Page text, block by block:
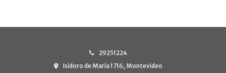
29251224
Isidoro de María 1716, Montevideo